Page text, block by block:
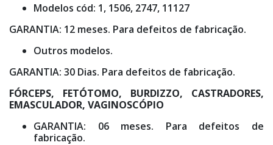
Modelos cód: 1, 1506, 2747, 11127
GARANTIA: 12 meses. Para defeitos de fabricação.
Outros modelos.
GARANTIA: 30 Dias. Para defeitos de fabricação.
FÓRCEPS, FETÓTOMO, BURDIZZO, CASTRADORES,
EMASCULADOR, VAGINOSCÓPIO
GARANTIA: 06 meses. Para defeitos de
fabricação.